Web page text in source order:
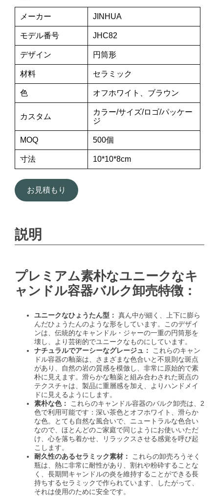
メーカー JINHUA
モデル番号 JHC82
デザイン 円筒形
材料 セラミック
色 オフホワイト、ブラウン
カスタム
カラー/サイズ/ロゴ/パッケー
ジ
MOQ 500個
寸法 10*10*8cm
お見積もり
説明
プレミアム素朴なユニークなキ
ャンドル容器バルク卸売特徴：
ユニークなひょうたん型： 真ん中が細く、上下に膨ら
んだひょうたんのような形をしています。このデザイ
ンは、伝統的なキャンドル・ジャーの一重の円筒形を
壊し、より芸術的でユニークなものにしています。
ナチュラルでアーシーなグレージュ：
これらのキャン
ドル容器の釉薬は、さまざまな色合いと不規則な斑点
があり、自然の岩の質感を模倣し、非常に原始的で素
朴に見えます。滑らかな釉薬と組み合わされた斑点の
テクスチャは、製品に重層感を加え、よりハンドメイ
ドに見えるようにします。
素朴な色：
これらのキャンドル容器のバルク卸売は、2
色で利用可能です：深い茶色とオフホワイト、滑らか
な色。とても自然な風合いで、ニュートラルな色合い
なので、ほとんどのご家庭で同じようにお使いいただ
け、心を落ち着かせ、リラックスさせる感覚を呼び起
こします。
耐久性のあるセラミック素材：
これらの卸売ろうそく
瓶は、熱に非常に耐性があり、割れや粉砕することな
く、長期間キャンドルの炎を維持することができる長
持ちするセラミックで作られています、したがって、
それは使用のために安全です。